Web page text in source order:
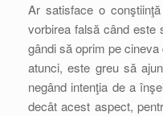
Ar satisface o
vorbirea falsă când este
gândi să oprim pe
atunci, este greu să
negând intenţia de a
decât acest aspect,